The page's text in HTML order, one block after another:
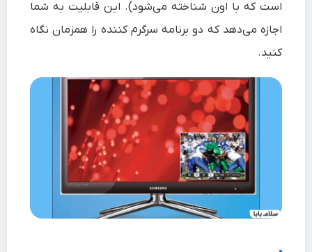
است که با اون شناخته می‌شود). این قابلیت به شما
اجازه می‌دهد که دو برنامه سرگرم کننده را همزمان نگاه
کنید.